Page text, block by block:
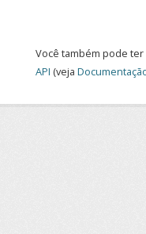
Você também pode
API (veja